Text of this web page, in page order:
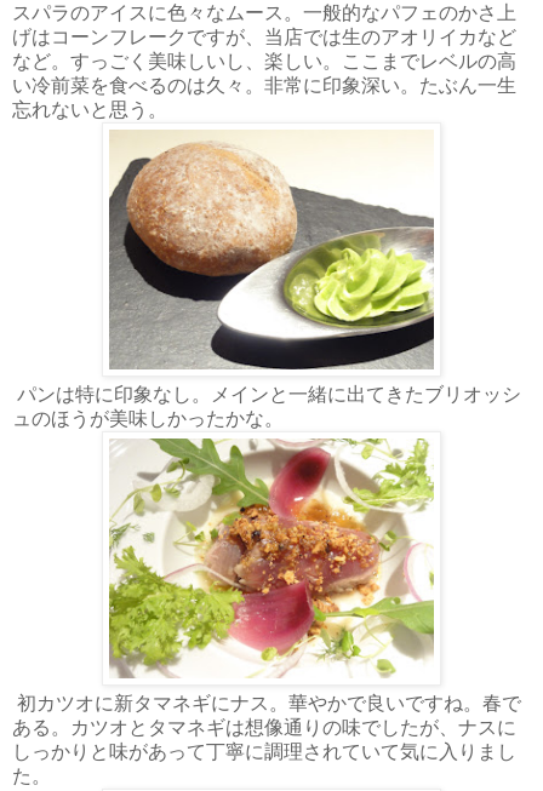
スパラのアイスに色々なムース。一般的なパフェのかさ上
げはコーンフレークですが、当店では生のアオリイカなど
など。すっごく美味しいし、楽しい。ここまでレベルの高
い冷前菜を食べるのは久々。非常に印象深い。たぶん一生
忘れないと思う。
パンは特に印象なし。メインと一緒に出てきたブリオッシ
ュのほうが美味しかったかな。
初カツオに新タマネギにナス。華やかで良いですね。春で
ある。カツオとタマネギは想像通りの味でしたが、ナスに
しっかりと味があって丁寧に調理されていて気に入りまし
た。